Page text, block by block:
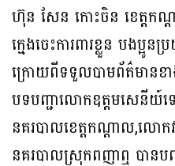
ហ៊ុន សែន កោះចិន ខេត្តកណ្ត
ក្មេងចេះការពារខ្លួន បងប្អូ
ក្រោយពីទទួលបាមព័ត៌មានខា
បទបញ្ជាលោកឧត្តមសេនីយ៍
នគរបាលខេត្តកណ្តាល,លោ
នគរបាលស្រុកពញាឮ បានបញ្